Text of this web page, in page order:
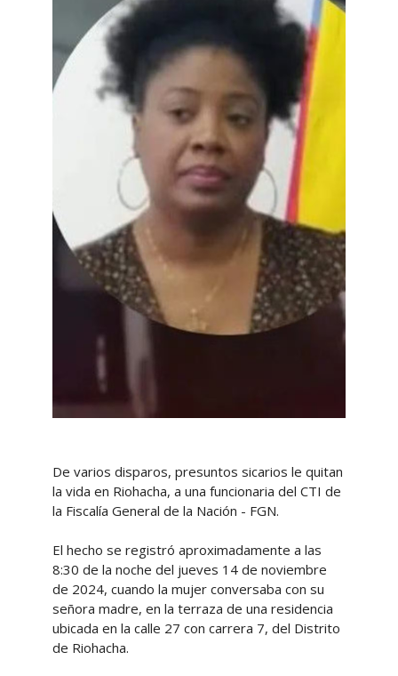
De varios disparos, presuntos sicarios le quitan
la vida en Riohacha, a una funcionaria del CTI de
la Fiscalía General de la Nación - FGN.
El hecho se registró aproximadamente a las
8:30 de la noche del jueves 14 de noviembre
de 2024, cuando la mujer conversaba con su
señora madre, en la terraza de una residencia
ubicada en la calle 27 con carrera 7, del Distrito
de Riohacha.